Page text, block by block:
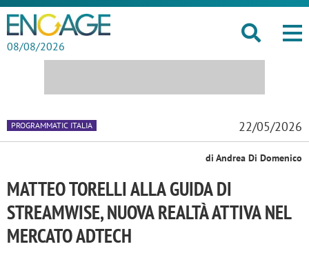
08/08/2026
PROGRAMMATIC ITALIA 22/05/2026
di Andrea Di Domenico
MATTEO TORELLI ALLA GUIDA DI
STREAMWISE, NUOVA REALTÀ ATTIVA NEL
MERCATO ADTECH